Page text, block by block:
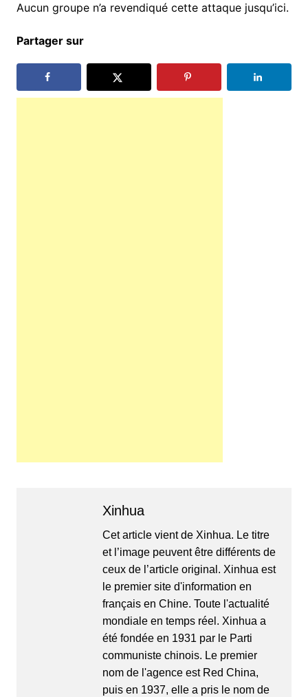
Aucun groupe n’a revendiqué cette attaque jusqu’ici.
Partager sur
Xinhua
Cet article vient de Xinhua. Le titre
et l’image peuvent être différents de
ceux de l’article original. Xinhua est
le premier site d'information en
français en Chine. Toute l'actualité
mondiale en temps réel. Xinhua a
été fondée en 1931 par le Parti
communiste chinois. Le premier
nom de l'agence est Red China,
puis en 1937, elle a pris le nom de